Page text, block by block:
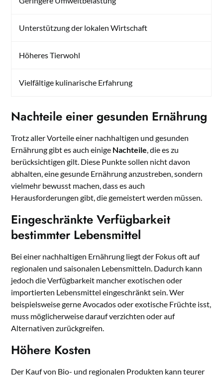
Unterstützung der lokalen Wirtschaft
Höheres Tierwohl
Vielfältige kulinarische Erfahrung
Nachteile einer gesunden Ernährung
Trotz aller Vorteile einer nachhaltigen und gesunden
Ernährung gibt es auch einige Nachteile, die es zu
berücksichtigen gilt. Diese Punkte sollen nicht davon
abhalten, eine gesunde Ernährung anzustreben, sondern
vielmehr bewusst machen, dass es auch
Herausforderungen gibt, die gemeistert werden müssen.
Eingeschränkte Verfügbarkeit
bestimmter Lebensmittel
Bei einer nachhaltigen Ernährung liegt der Fokus oft auf
regionalen und saisonalen Lebensmitteln. Dadurch kann
jedoch die Verfügbarkeit mancher exotischen oder
importierten Lebensmittel eingeschränkt sein. Wer
beispielsweise gerne Avocados oder exotische Früchte isst,
muss möglicherweise darauf verzichten oder auf
Alternativen zurückgreifen.
Höhere Kosten
Der Kauf von Bio- und regionalen Produkten kann teurer